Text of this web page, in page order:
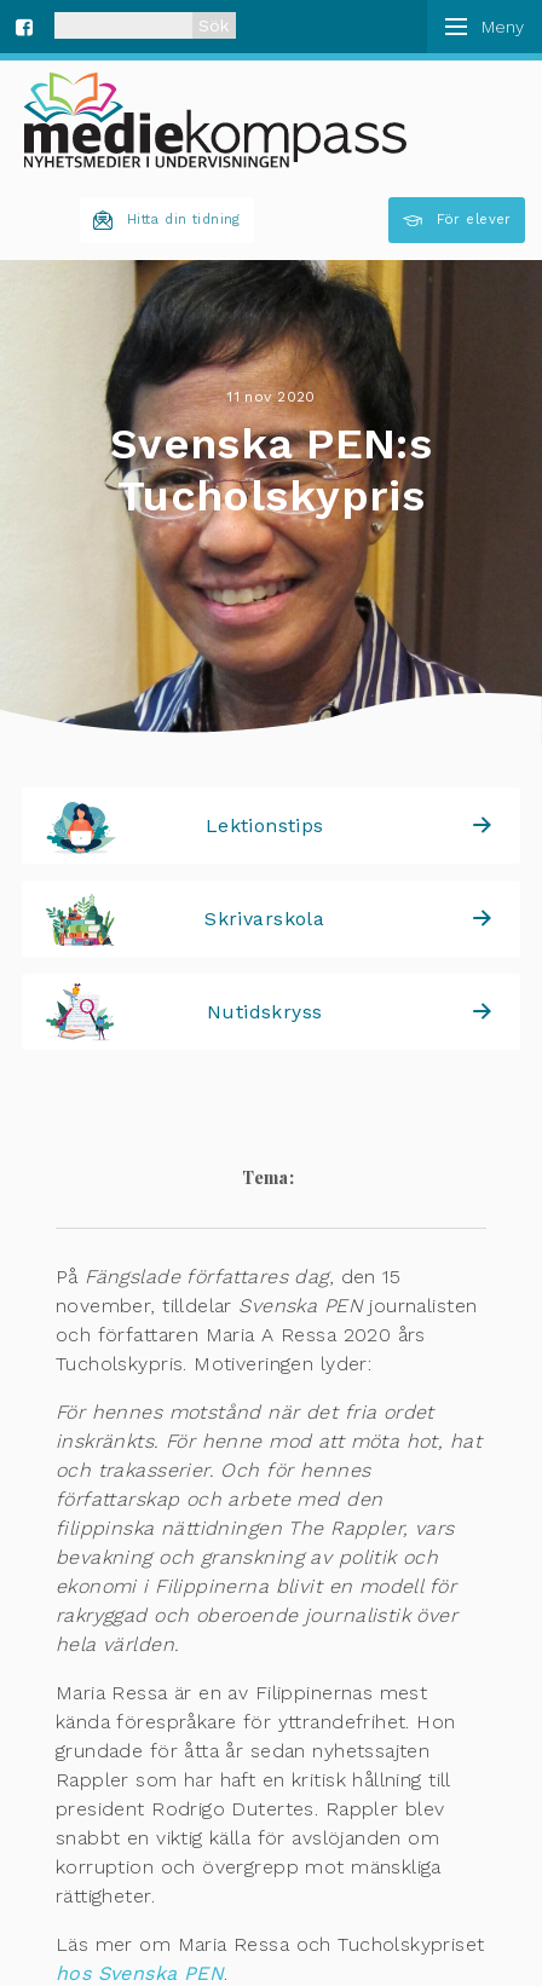
ce
När automatisk komplettering av resultat är
Hitta din tidning För elever
11 nov 2020
Svenska PEN:s
Tucholskypris
Lektionstips
Skrivarskola
Nutidskryss
Tema:
På Fängslade författares dag, den 15
november, tilldelar Svenska PENjournalisten
och författaren Maria A Ressa 2020 års
Tucholskypris. Motiveringen lyder:
För hennes motstånd när det fria ordet
inskränkts. För henne mod att möta hot, hat
och trakasserier. Och för hennes
författarskap och arbete med den
filippinska nättidningen The Rappler, vars
bevakning och granskning av politik och
ekonomi i Filippinerna blivit en modell för
rakryggad och oberoende journalistik över
hela världen.
Maria Ressa är en av Filippinernas mest
kända förespråkare för yttrandefrihet. Hon
grundade för åtta år sedan nyhetssajten
Rappler som har haft en kritisk hållning till
president Rodrigo Dutertes. Rappler blev
snabbt en viktig källa för avslöjanden om
korruption och övergrepp mot mänskliga
rättigheter.
Läs mer om Maria Ressa och Tucholskypriset
hos Svenska PEN.